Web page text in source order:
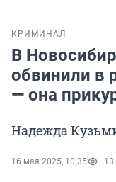
КРИМИНАЛ
В
обвинили в
— она
Надежда
16 мая 2025, 10:35 13